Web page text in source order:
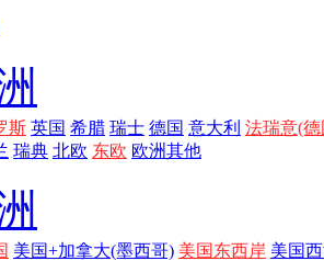
斯 英国 希腊 瑞士 德国 意大利 法瑞意(德
瑞典 北欧 东欧 欧洲其他
美国+加拿大(墨西哥) 美国东西岸 美国